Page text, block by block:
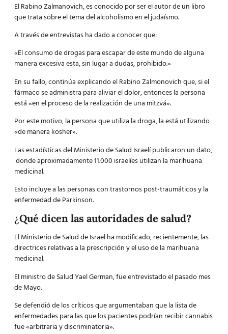
El Rabino Zalmanovich, es conocido por ser el autor de un libro
que trata sobre el tema del alcoholismo en el judaísmo.
A través de entrevistas ha dado a conocer que:
«El consumo de drogas para escapar de este mundo de alguna
manera excesiva esta, sin lugar a dudas, prohibido.»
En su fallo, continúa explicando el Rabino Zalmonovich que, si el
fármaco se administra para aliviar el dolor, entonces la persona
está «en el proceso de la realización de una mitzvá».
Por este motivo, la persona que utiliza la droga, la está utilizando
«de manera kosher».
Las estadísticas del Ministerio de Salud Israelí publicaron un dato,
donde aproximadamente 11.000 israelíes utilizan la marihuana
medicinal.
Esto incluye a las personas con trastornos post-traumáticos y la
enfermedad de Parkinson.
¿Qué dicen las autoridades de salud?
El Ministerio de Salud de Israel ha modificado, recientemente, las
directrices relativas a la prescripción y el uso de la marihuana
medicinal.
El ministro de Salud Yael German, fue entrevistado el pasado mes
de Mayo.
Se defendió de los críticos que argumentaban que la lista de
enfermedades para las que los pacientes podrían recibir cannabis
fue «arbitraria y discriminatoria».